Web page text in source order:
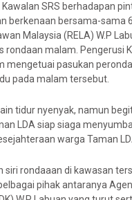
SRS berhadapan
berkenaan bersama-sama
Malaysia (RELA) W.P
rondaan malam. Pengerusi
mengetuai pasukan
pada malam tersebut.
tidur nyenyak, namun
LDA siap siaga
warga Taman
siri rondaaan di kawasan
pihak antaranya